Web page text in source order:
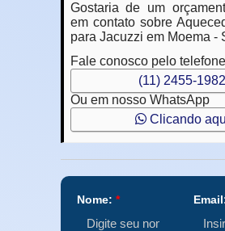
Gostaria de um
em contato sobre
para Jacuzzi em Moema -
Fale conosco pelo telefone
(11) 2455-1982
Ou em nosso WhatsApp
Clicando
Nome: *